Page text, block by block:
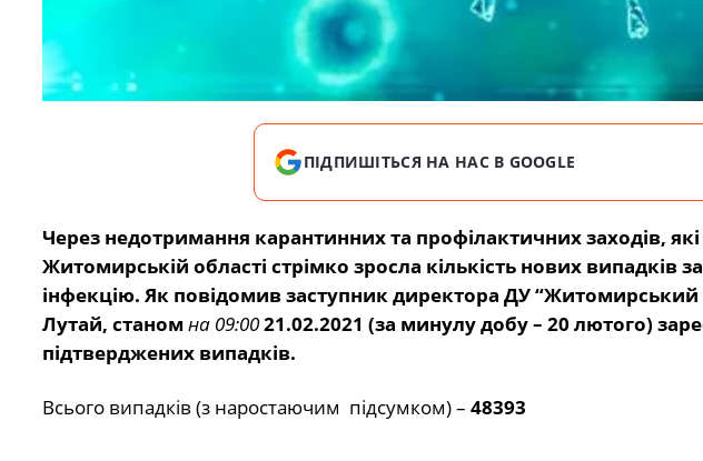
ПІДПИШІТЬСЯ НА НАС В GOOGLE
Через недотримання карантинних та профілактичних заходів,
Житомирській області стрімко зросла кількість нових випадків
інфекцію. Як повідомив заступник директора ДУ
Лутай, станом на 09:0021.02.2021 (за минулу добу – 20 лютого)
підтверджених випадків.
Всього випадків (з наростаючим підсумком) – 48393